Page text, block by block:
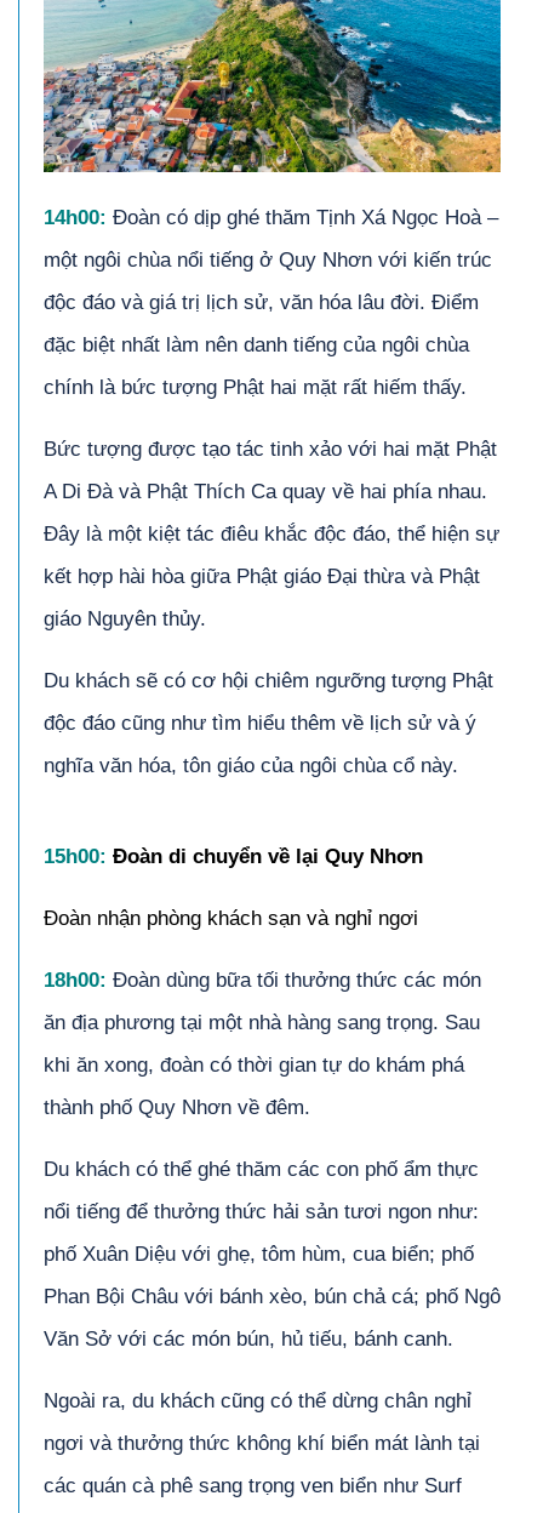
14h00: Đoàn có dịp ghé thăm Tịnh Xá Ngọc Hoà –
một ngôi chùa nổi tiếng ở Quy Nhơn với kiến trúc
độc đáo và giá trị lịch sử, văn hóa lâu đời. Điểm
đặc biệt nhất làm nên danh tiếng của ngôi chùa
chính là bức tượng Phật hai mặt rất hiếm thấy.
Bức tượng được tạo tác tinh xảo với hai mặt Phật
A Di Đà và Phật Thích Ca quay về hai phía nhau.
Đây là một kiệt tác điêu khắc độc đáo, thể hiện sự
kết hợp hài hòa giữa Phật giáo Đại thừa và Phật
giáo Nguyên thủy.
Du khách sẽ có cơ hội chiêm ngưỡng tượng Phật
độc đáo cũng như tìm hiểu thêm về lịch sử và ý
nghĩa văn hóa, tôn giáo của ngôi chùa cổ này.
15h00: Đoàn di chuyển về lại Quy Nhơn
Đoàn nhận phòng khách sạn và nghỉ ngơi
18h00: Đoàn dùng bữa tối thưởng thức các món
ăn địa phương tại một nhà hàng sang trọng. Sau
khi ăn xong, đoàn có thời gian tự do khám phá
thành phố Quy Nhơn về đêm.
Du khách có thể ghé thăm các con phố ẩm thực
nổi tiếng để thưởng thức hải sản tươi ngon như:
phố Xuân Diệu với ghẹ, tôm hùm, cua biển; phố
Phan Bội Châu với bánh xèo, bún chả cá; phố Ngô
Văn Sở với các món bún, hủ tiếu, bánh canh.
Ngoài ra, du khách cũng có thể dừng chân nghỉ
ngơi và thưởng thức không khí biển mát lành tại
các quán cà phê sang trọng ven biển như Surf